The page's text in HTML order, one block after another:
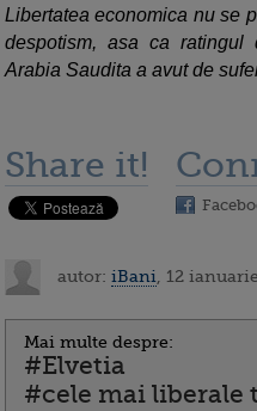
Libertatea economica nu se
despotism, asa ca ratingul
Arabia Saudita a avut de
Share it!
autor: iBani , 12
Mai multe despre:
#Elvetia
#cele mai liberale